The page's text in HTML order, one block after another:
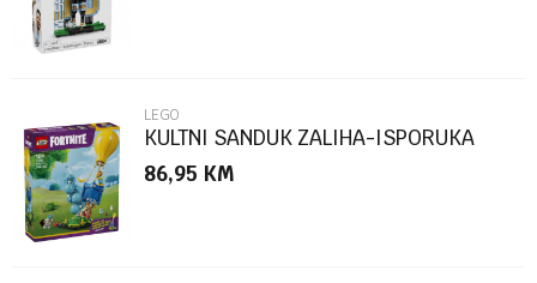
POŠALJI
LEGO
KULTNI SANDUK ZALIHA-ISPORUKA
86,95 KM